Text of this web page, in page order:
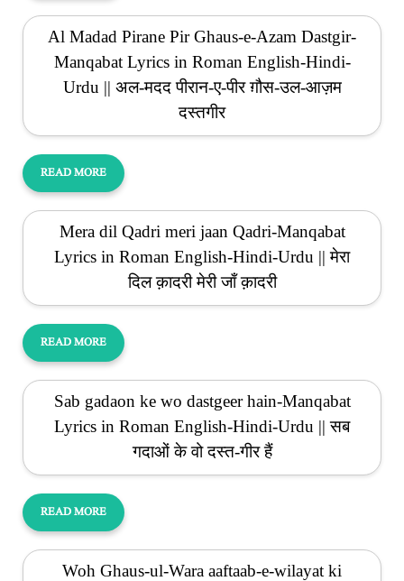
Al Madad Pirane Pir Ghaus-e-Azam Dastgir-
Manqabat Lyrics in Roman English-Hindi-
Urdu || अल-मदद पीरान-ए-पीर ग़ौस-उल-आज़म
दस्तगीर
READ MORE
Mera dil Qadri meri jaan Qadri-Manqabat
Lyrics in Roman English-Hindi-Urdu || मेरा
दिल क़ादरी मेरी जाँ क़ादरी
READ MORE
Sab gadaon ke wo dastgeer hain-Manqabat
Lyrics in Roman English-Hindi-Urdu || सब
गदाओं के वो दस्त-गीर हैं
READ MORE
Woh Ghaus-ul-Wara aaftaab-e-wilayat ki